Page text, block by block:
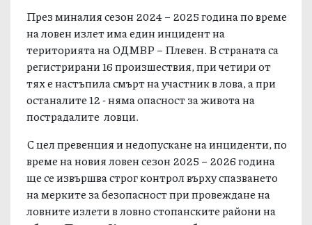
През миналия сезон 2024 – 2025 година по време
на ловен излет има един инцидент на
територията на ОДМВР – Плевен. В страната са
регистрирани 16 произшествия, при четири от
тях е настъпила смърт на участник в лова, а при
останалите 12 - няма опасност за живота на
пострадалите ловци.
С цел превенция и недопускане на инциденти, по
време на новия ловен сезон 2025 – 2026 година
ще се извършва строг контрол върху спазването
на мерките за безопасност при провеждане на
ловните излети в ловно стопанските райони на